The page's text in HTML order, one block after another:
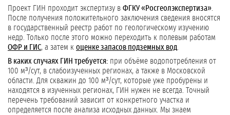
Проект ГИН проходит экспертизу в ФГКУ «Росгеолэкспертиза»
После получения положительного заключения сведения вносятся
в государственный реестр работ по геологическому изучению
недр. Только после этого можно переходить к полевым работам
ОФР и ГИС, а затем к оценке запасов подземных вод
В каких случаях ГИН требуется: при объёме водопотребления от
100 м³/сут, в слабоизученных регионах, а также в Московской
области. Для скважин до 100 м³/сут, которые уже пробурены и
находятся в изученных регионах, ГИН нужен не всегда. Точный
перечень требований зависит от конкретного участка и
определяется после анализа исходных данных. Мы знаем